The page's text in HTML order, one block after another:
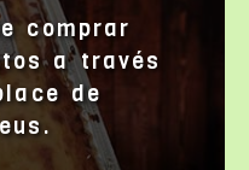
comprar
a través
de